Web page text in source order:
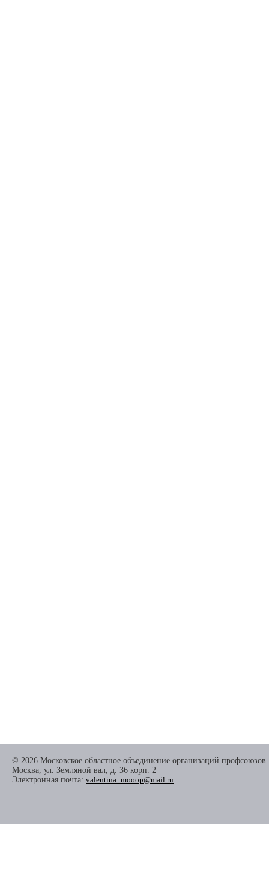
© 2026 Московское областное объединение организаций профсоюзов
Москва, ул. Земляной вал, д. 36 корп. 2
Электронная почта: valentina_mooop@mail.ru